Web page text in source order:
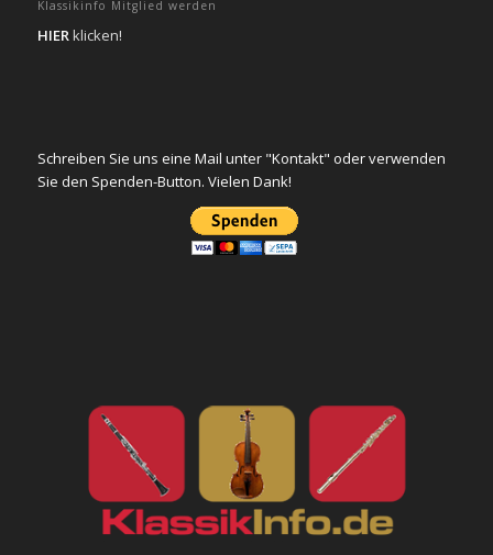
Klassikinfo Mitglied werden
HIERklicken!
Schreiben Sie uns eine Mail unter "Kontakt" oder verwenden
Sie den Spenden-Button. Vielen Dank!